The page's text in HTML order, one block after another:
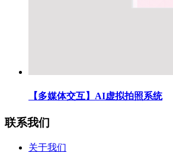
【多媒体交互】AI虚拟拍照系统
联系我们
关于我们